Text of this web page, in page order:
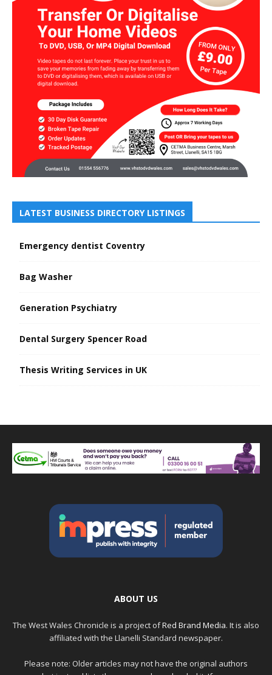
LATEST BUSINESS DIRECTORY LISTINGS
Emergency dentist Coventry
Bag Washer
Generation Psychiatry
Dental Surgery Spencer Road
Thesis Writing Services in UK
ABOUT US
The West Wales Chronicle is a project ofRed Brand Media. It is also
affiliated with the Llanelli Standard newspaper.
Please note: Older articles may not have the original authors